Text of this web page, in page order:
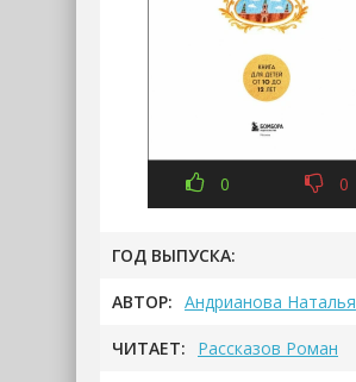
0 0
ГОД ВЫПУСКА:
АВТОР: Андрианова Наталья
ЧИТАЕТ: Рассказов Роман